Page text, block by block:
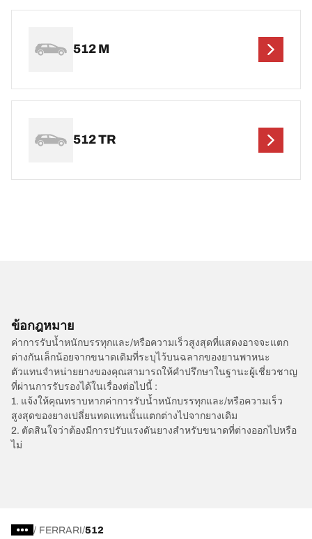
512 M
512 TR
ข้อกฎหมาย
ค่าการรับน้ำหนักบรรทุกและ/หรือความเร็วสูงสุดที่แสดงอาจจะแตก
ต่างกันเล็กน้อยจากขนาดเดิมที่ระบุไว้บนฉลากของยานพาหนะ
ตัวแทนจำหน่ายยางของคุณสามารถให้คำปรึกษาในฐานะผู้เชี่ยวชาญ
ที่ผ่านการรับรองได้ในเรื่องต่อไปนี้ :
1. แจ้งให้คุณทราบหากค่าการรับน้ำหนักบรรทุกและ/หรือความเร็ว
สูงสุดของยางเปลี่ยนทดแทนนั้นแตกต่างไปจากยางเดิม
2. ตัดสินใจว่าต้องมีการปรับแรงดันยางสำหรับขนาดที่ต่างออกไปหรือ
ไม่
/ FERRARI 512